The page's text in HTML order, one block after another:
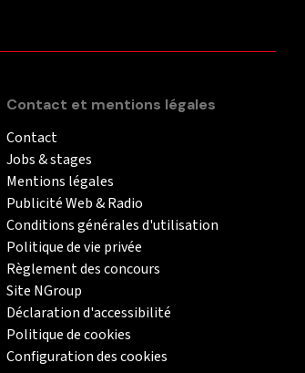
Contact et mentions légales
Contact
Jobs & stages
Mentions légales
Publicité Web & Radio
Conditions générales d'utilisation
Politique de vie privée
Règlement des concours
Site NGroup
Déclaration d'accessibilité
Politique de cookies
Configuration des cookies